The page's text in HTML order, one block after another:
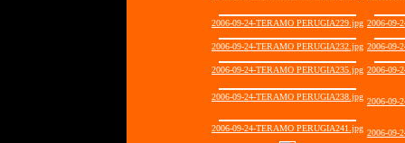
2006-09-24-TERAMO PERUGIA229.jpg 2006-09-
2006-09-24-TERAMO PERUGIA232.jpg 2006-09-
2006-09-24-TERAMO PERUGIA235.jpg 2006-09-
2006-09-24-TERAMO PERUGIA238.jpg 2006-09-
2006-09-24-TERAMO PERUGIA241.jpg 2006-09-